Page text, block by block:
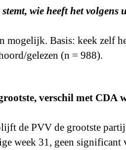
wie heeft het volgens
mogelijk. Basis: keek zelf
gelezen (n = 988).
verschil met CDA
de PVV de grootste
week 31, geen significant